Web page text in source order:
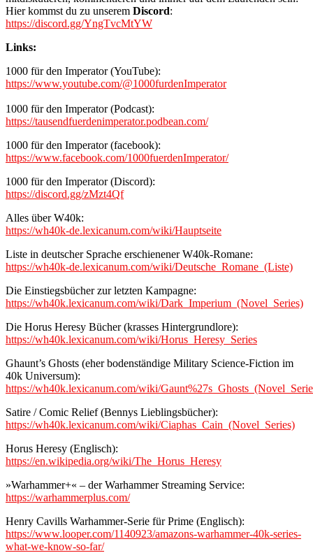
Hier kommst du zu unserem Discord:
https://discord.gg/YngTvcMtYW
Links:
1000 für den Imperator (YouTube):
https://www.youtube.com/@1000furdenImperator
1000 für den Imperator (Podcast):
https://tausendfuerdenimperator.podbean.com/
1000 für den Imperator (facebook):
https://www.facebook.com/1000fuerdenImperator/
1000 für den Imperator (Discord):
https://discord.gg/zMzt4Qf
Alles über W40k:
https://wh40k-de.lexicanum.com/wiki/Hauptseite
Liste in deutscher Sprache erschienener W40k-Romane:
https://wh40k-de.lexicanum.com/wiki/Deutsche_Romane_(Liste)
Die Einstiegsbücher zur letzten Kampagne:
https://wh40k.lexicanum.com/wiki/Dark_Imperium_(Novel_Series)
Die Horus Heresy Bücher (krasses Hintergrundlore):
https://wh40k.lexicanum.com/wiki/Horus_Heresy_Series
Ghaunt’s Ghosts (eher bodenständige Military Science-Fiction im
40k Universum):
https://wh40k.lexicanum.com/wiki/
Satire / Comic Relief (Bennys Lieblingsbücher):
https://wh40k.lexicanum.com/wiki/Ciaphas_Cain_(Novel_Series)
Horus Heresy (Englisch):
https://en.wikipedia.org/wiki/The_Horus_Heresy
»Warhammer+« – der Warhammer Streaming Service:
https://warhammerplus.com/
Henry Cavills Warhammer-Serie für Prime (Englisch):
https://www.looper.com/1140923/amazons-warhammer-40k-series-
what-we-know-so-far/